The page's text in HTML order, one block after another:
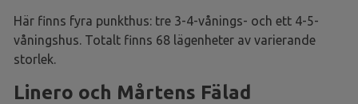
Här finns fyra punkthus: tre 3-4-vånings- och ett 4-5-
våningshus. Totalt finns 68 lägenheter av varierande
storlek.
Linero och Mårtens Fälad